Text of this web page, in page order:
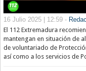
16 Julio 2025 | 12:59 -
El 112 Extremadura
mantengan en situación de
de voluntariado de
así como a los servicios de